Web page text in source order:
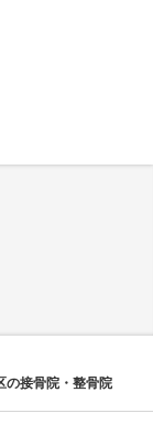
の接骨院・整骨院